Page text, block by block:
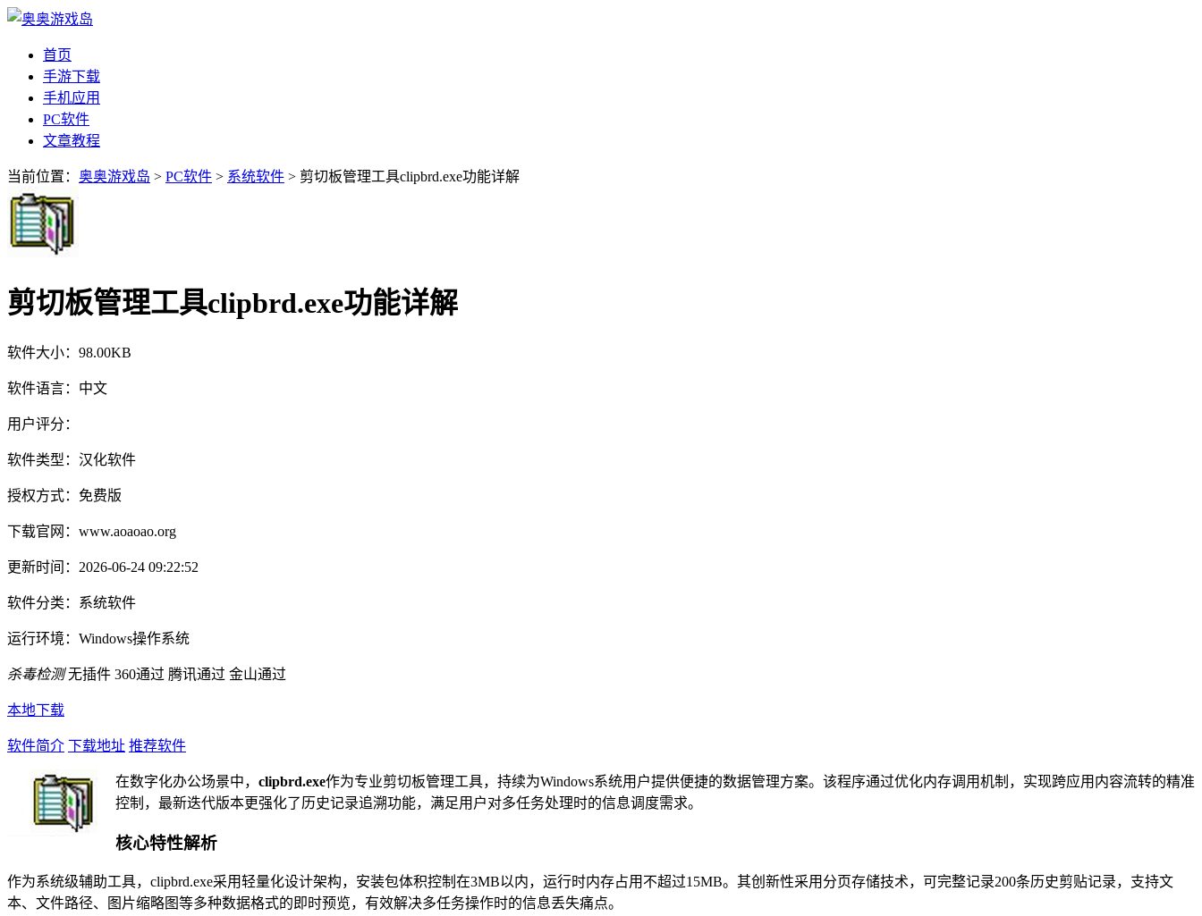
首页
手游下载
手机应用
PC软件
文章教程
当前位置： 奥奥游戏岛 > PC软件 > 系统软件 > 剪切板管理工具clipbrd.exe功能详解
剪切板管理工具clipbrd.exe功能详解
软件大小： 98.00KB
软件语言： 中文
用户评分：
软件类型： 汉化软件
授权方式： 免费版
下载官网： www.aoaoao.org
更新时间： 2026-06-24 09:22:52
软件分类： 系统软件
运行环境： Windows操作系统
杀毒检测 无插件 360通过 腾讯通过 金山通过
本地下载
软件简介 下载地址 推荐软件
在数字化办公场景中， clipbrd.exe作为专业剪切板管理工具，持续为Windows系统用户提供便捷的数据管理方案。该程序通过优化内存调用机制，实现跨应用内容流转的精准
控制，最新迭代版本更强化了历史记录追溯功能，满足用户对多任务处理时的信息调度需求。
核心特性解析
作为系统级辅助工具，clipbrd.exe采用轻量化设计架构，安装包体积控制在3MB以内，运行时内存占用不超过15MB。其创新性采用分页存储技术，可完整记录200条历史剪贴记录，支持文
本、文件路径、图片缩略图等多种数据格式的即时预览，有效解决多任务操作时的信息丢失痛点。